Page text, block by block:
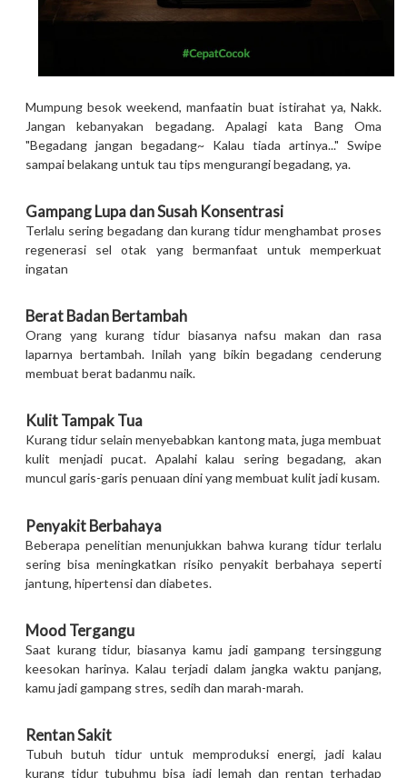
Mumpung besok weekend, manfaatin buat istirahat ya, Nakk.
Jangan kebanyakan begadang. Apalagi kata Bang Oma
"Begadang jangan begadang~ Kalau tiada artinya..." Swipe
sampai belakang untuk tau tips mengurangi begadang, ya.
Gampang Lupa dan Susah Konsentrasi
Terlalu sering begadang dan kurang tidur menghambat proses
regenerasi sel otak yang bermanfaat untuk memperkuat
ingatan
Berat Badan Bertambah
Orang yang kurang tidur biasanya nafsu makan dan rasa
laparnya bertambah. Inilah yang bikin begadang cenderung
membuat berat badanmu naik.
Kulit Tampak Tua
Kurang tidur selain menyebabkan kantong mata, juga membuat
kulit menjadi pucat. Apalahi kalau sering begadang, akan
muncul garis-garis penuaan dini yang membuat kulit jadi kusam.
Penyakit Berbahaya
Beberapa penelitian menunjukkan bahwa kurang tidur terlalu
sering bisa meningkatkan risiko penyakit berbahaya seperti
jantung, hipertensi dan diabetes.
Mood Tergangu
Saat kurang tidur, biasanya kamu jadi gampang tersinggung
keesokan harinya. Kalau terjadi dalam jangka waktu panjang,
kamu jadi gampang stres, sedih dan marah-marah.
Rentan Sakit
Tubuh butuh tidur untuk memproduksi energi, jadi kalau
kurang tidur tubuhmu bisa jadi lemah dan rentan terhadap